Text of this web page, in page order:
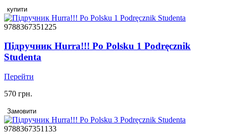
купити
9788367351225
Підручник Hurra!!! Po Polsku 1 Podręcznik
Studenta
Перейти
570 грн.
Замовити
9788367351133